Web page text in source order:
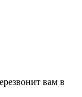
вам в